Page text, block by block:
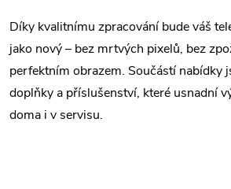
v
k
y
Díky kvalitnímu zpracování bude váš
jako nový – bez mrtvých pixelů, bez
perfektním obrazem. Součástí nabídky
doplňky a příslušenství, které usnadní
doma i v servisu.